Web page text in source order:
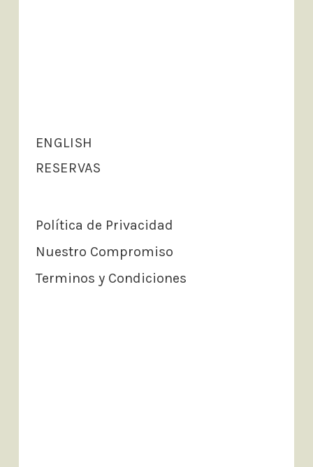
ENGLISH
RESERVAS
Política de Privacidad
Nuestro Compromiso
Terminos y Condiciones